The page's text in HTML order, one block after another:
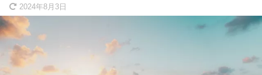
2024年8月3日